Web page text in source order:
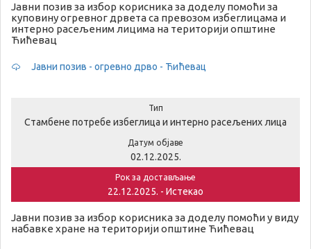
Јавни позив за избор корисника за доделу помоћи за
куповину огревног дрвета са превозом избеглицама и
интерно расељеним лицима на територији општине
Ћићевац
Јавни позив - огревно дрво - Ћићевац
Тип
Стамбене потребе избеглица и интерно расељених лица
Датум објаве
02.12.2025.
Рок за достављање
22.12.2025. - Истекао
Јавни позив за избор корисника за доделу помоћи у виду
набавке хране на територији општине Ћићевац